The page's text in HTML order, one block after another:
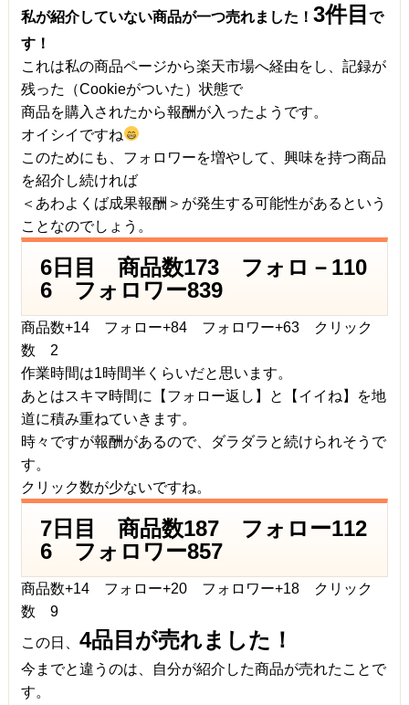
私が紹介していない商品が一つ売れました！ 3件目 で
す！
これは私の商品ページから楽天市場へ経由をし、記録が
残った（Cookieがついた）状態で
商品を購入されたから報酬が入ったようです。
オイシイですね
このためにも、フォロワーを増やして、興味を持つ商品
を紹介し続ければ
＜あわよくば成果報酬＞が発生する可能性があるという
ことなのでしょう。
6日目 商品数173 フォロ－110
6 フォロワー839
商品数+14 フォロー+84 フォロワー+63 クリック
数 2
作業時間は1時間半くらいだと思います。
あとはスキマ時間に【フォロー返し】と【イイね】を地
道に積み重ねていきます。
時々ですが報酬があるので、ダラダラと続けられそうで
す。
クリック数が少ないですね。
7日目 商品数187 フォロー112
6 フォロワー857
商品数+14 フォロー+20 フォロワー+18 クリック
数 9
この日、 4品目が売れました！
今までと違うのは、自分が紹介した商品が売れたことで
す。